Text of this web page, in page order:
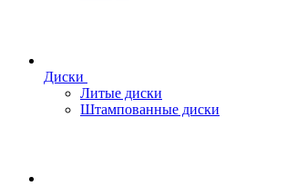
Диски
Литые диски
Штампованные диски